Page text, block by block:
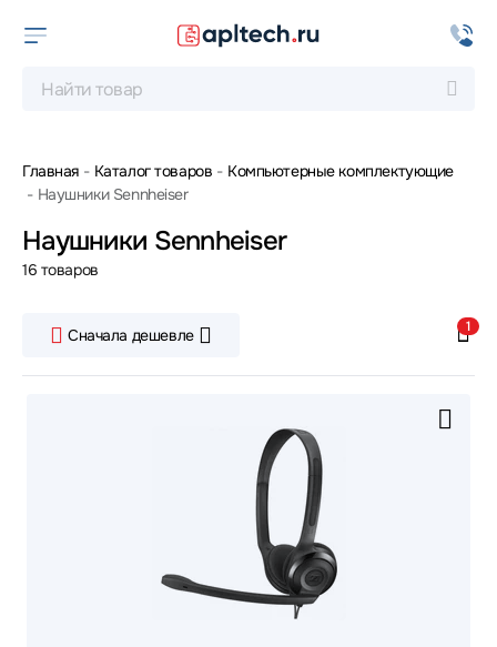
Главная Каталог товаров
Компьютерные комплектующие
Наушники Sennheiser
Наушники Sennheiser
16 товаров
Сначала дешевле 1